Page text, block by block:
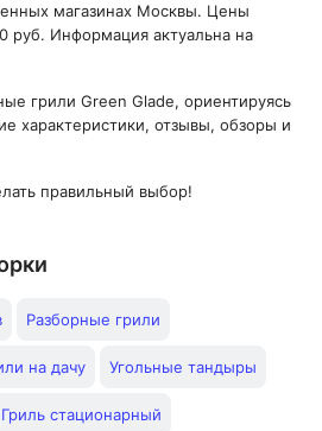
магазинах Москвы. Цены
руб. Информация актуальна на
грили Green Glade, ориентируясь
характеристики, отзывы, обзоры и
правильный выбор!
Разборные грили
на дачу Угольные тандыры
Гриль стационарный